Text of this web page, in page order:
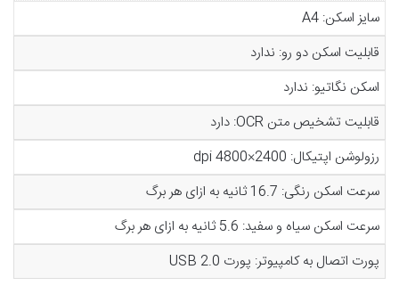
سایز اسکن: A4
قابلیت اسکن دو رو: ندارد
اسکن نگاتیو: ندارد
قابلیت تشخیص متن OCR: دارد
رزولوشن اپتیکال: 2400×4800 dpi
سرعت اسکن رنگی: 16.7 ثانیه به ازای هر برگ
سرعت اسکن سیاه و سفید: 5.6 ثانیه به ازای هر برگ
پورت اتصال به کامپیوتر: پورت USB 2.0